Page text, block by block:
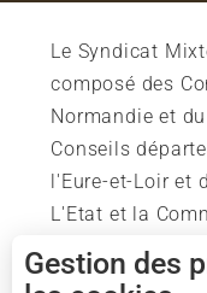
Le Syndicat
composé des
Normandie et
Conseils
l'Eure-et-Loir et
L'Etat et la
soutiennent
Gestion des